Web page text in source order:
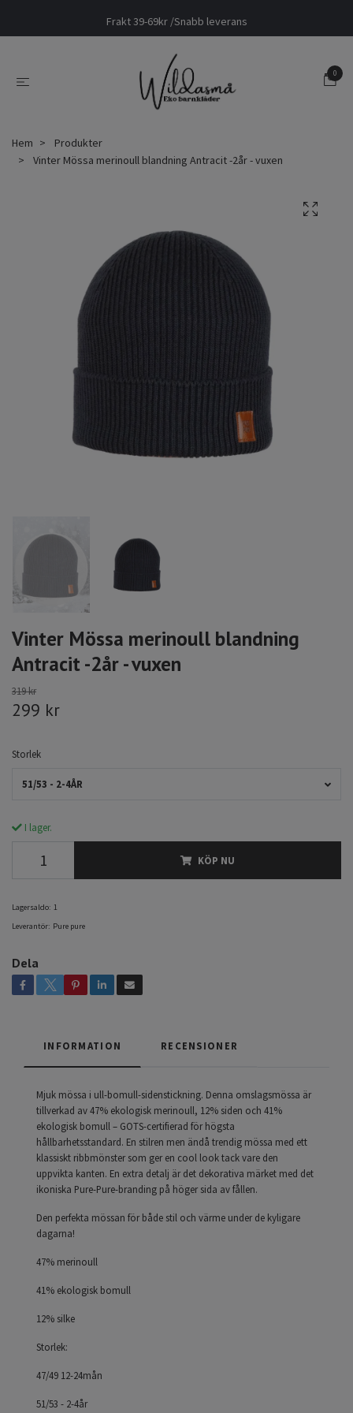
Frakt 39-69kr /Snabb leverans
0
Hem
Produkter
Vinter Mössa merinoull blandning Antracit -2år - vuxen
Vinter Mössa merinoull blandning
Antracit -2år - vuxen
319 kr
299 kr
Storlek
51/53 - 2-4ÅR
I lager.
KÖP NU
Lagersaldo: 1
Leverantör: Pure pure
Dela
INFORMATION RECENSIONER
Mjuk mössa i ull-bomull-sidenstickning. Denna omslagsmössa är
tillverkad av 47% ekologisk merinoull, 12% siden och 41%
ekologisk bomull – GOTS-certifierad för högsta
hållbarhetsstandard. En stilren men ändå trendig mössa med ett
klassiskt ribbmönster som ger en cool look tack vare den
uppvikta kanten. En extra detalj är det dekorativa märket med det
ikoniska Pure-Pure-branding på höger sida av fållen.
Den perfekta mössan för både stil och värme under de kyligare
dagarna!
47% merinoull
41% ekologisk bomull
12% silke
Storlek:
47/49 12-24mån
51/53 - 2-4år